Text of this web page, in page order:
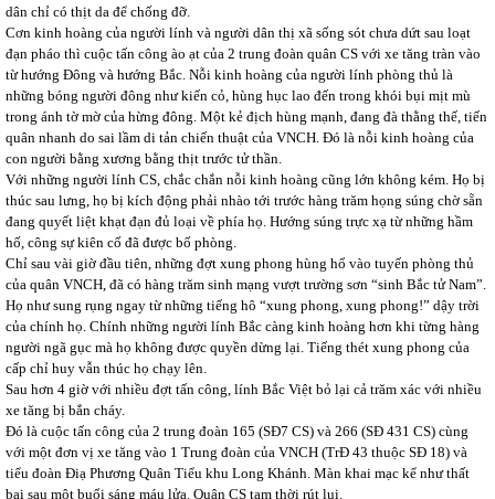
dân chỉ có thịt da để chống đỡ.
Cơn kinh hoàng của người lính và người dân thị xã sống sót chưa dứt sau loạt
đạn pháo thì cuộc tấn công ào ạt của 2 trung đoàn quân CS với xe tăng tràn vào
từ hướng Đông và hướng Bắc. Nỗi kinh hoàng của người lính phòng thủ là
những bóng người đông như kiến cỏ, hùng hục lao đến trong khói bụi mịt mù
trong ánh tờ mờ của hừng đông. Một kẻ địch hùng mạnh, đang đà thằng thế, tiến
quân nhanh do sai lầm di tản chiến thuật của VNCH. Đó là nỗi kinh hoàng của
con người bằng xương bằng thịt trước tử thần.
Với những người lính CS, chắc chắn nỗi kinh hoàng cũng lớn không kém. Họ bị
thúc sau lưng, họ bị kích động phải nhào tới trước hàng trăm họng súng chờ sẵn
đang quyết liệt khạt đạn đủ loại về phía họ. Hướng súng trực xạ từ những hầm
hố, công sự kiên cố đã được bố phòng.
Chỉ sau vài giờ đầu tiên, những đợt xung phong hùng hổ vào tuyến phòng thủ
của quân VNCH, đã có hàng trăm sinh mạng vượt trường sơn “sinh Bắc tử Nam”.
Họ như sung rụng ngay từ những tiếng hô “xung phong, xung phong!” dậy trời
của chính họ. Chính những người lính Bắc càng kinh hoàng hơn khi từng hàng
người ngã gục mà họ không được quyền dừng lại. Tiếng thét xung phong của
cấp chỉ huy vẫn thúc họ chạy lên.
Sau hơn 4 giờ với nhiều đợt tấn công, lính Bắc Việt bỏ lại cả trăm xác với nhiều
xe tăng bị bắn cháy.
Đó là cuộc tấn công của 2 trung đoàn 165 (SĐ7 CS) và 266 (SĐ 431 CS) cùng
với một đơn vị xe tăng vào 1 Trung đoàn của VNCH (TrĐ 43 thuộc SĐ 18) và
tiểu đoàn Điạ Phương Quân Tiểu khu Long Khánh. Màn khai mạc kể như thất
bại sau một buổi sáng máu lửa. Quân CS tạm thời rút lui.